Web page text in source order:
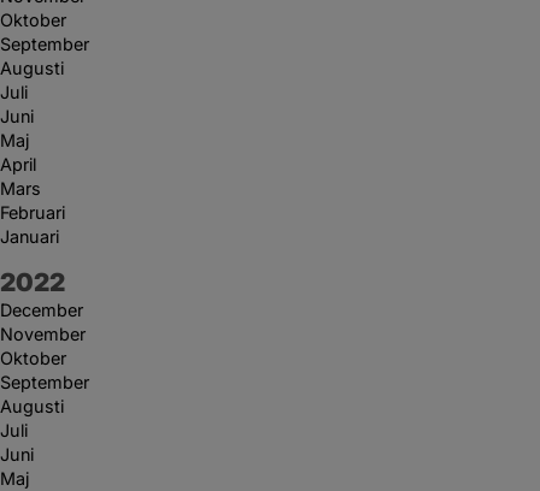
Oktober
September
Augusti
Juli
Juni
Maj
April
Mars
Februari
Januari
År:
2022
December
November
Oktober
September
Augusti
Juli
Juni
Maj